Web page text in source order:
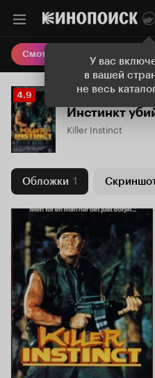
У вас
в вашей
не весь
Смотреть кино
Рейтинг
Кинопоиска
4.9
4.9
Инстинкт
Killer Instinct
Обложки 1